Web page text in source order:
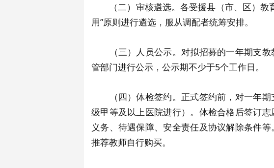
（二）审核遴选。各受援县（市、区）教
用”原则进行遴选，服从调配者统筹安排。
（三）人员公示。对拟招募的一年期支教
管部门进行公示，公示期不少于5个工作日。
（四）体检签约。正式签约前，对一年期
级甲等及以上医院进行）。体检合格后签订
义务、待遇保障、安全责任及协议解除条件
推荐教师自行购买。